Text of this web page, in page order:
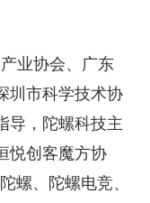
业协会、广东
圳市科学技术协
导，陀螺科技主
悦创客魔方协
螺、陀螺电竞、